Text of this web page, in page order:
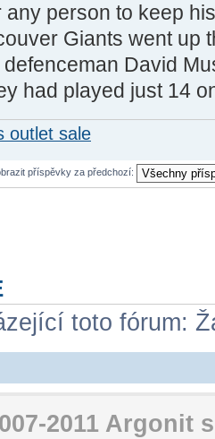
any person to keep
Giants went up
David
had played just 14
outlet sale
příspěvky za předchozí:
toto fórum:
2011 Argonit